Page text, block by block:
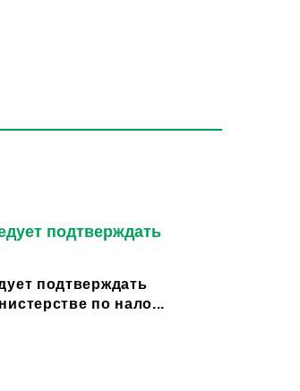
подтверждать
подтверждать
по нало...